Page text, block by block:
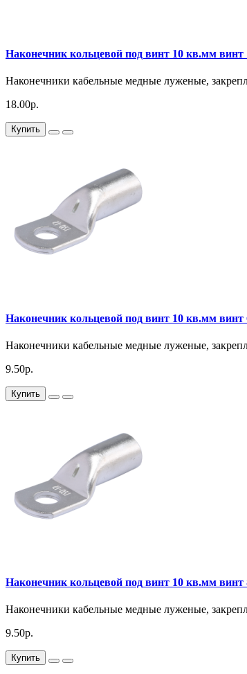
Наконечник кольцевой под винт 10 кв.мм
Наконечники кабельные медные луженые,
18.00р.
Купить
Наконечник кольцевой под винт 10 кв.мм
Наконечники кабельные медные луженые,
9.50р.
Купить
Наконечник кольцевой под винт 10 кв.мм
Наконечники кабельные медные луженые,
9.50р.
Купить